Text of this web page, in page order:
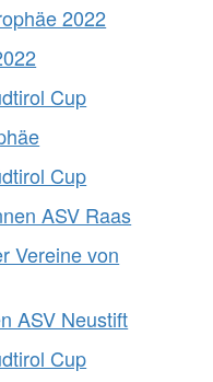
2022
Cup
Cup
ASV Raas
Vereine von
ASV Neustift
Cup